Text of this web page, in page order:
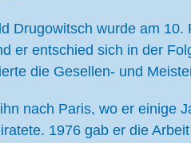
Drugowitsch wurde am
er entschied sich in der
die Gesellen- und
nach Paris, wo er einige
1976 gab er die